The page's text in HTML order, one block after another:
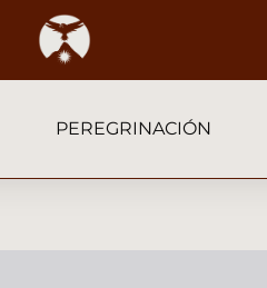
PEREGRINACIÓN